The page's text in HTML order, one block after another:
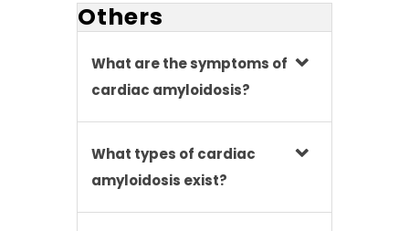
Others
What are the symptoms of
cardiac amyloidosis?
What types of cardiac
amyloidosis exist?